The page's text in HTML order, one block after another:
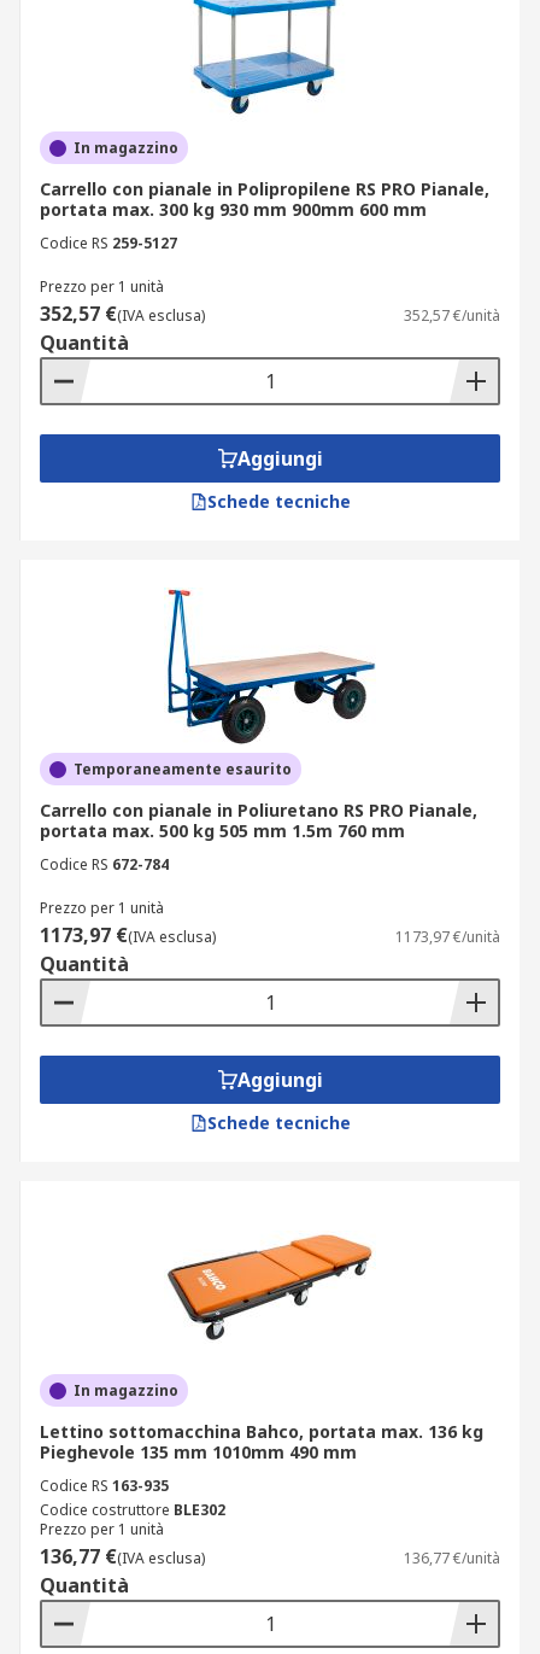
In magazzino
Carrello con pianale in Polipropilene RS PRO Pianale,
portata max. 300 kg 930 mm 900mm 600 mm
Codice RS 259-5127
Prezzo per 1 unità
352,57 €(IVA esclusa) 352,57 €/unità
Quantità
Aggiungi
Schede tecniche
Temporaneamente esaurito
Carrello con pianale in Poliuretano RS PRO Pianale,
portata max. 500 kg 505 mm 1.5m 760 mm
Codice RS 672-784
Prezzo per 1 unità
1173,97 €(IVA esclusa) 1173,97 €/unità
Quantità
Aggiungi
Schede tecniche
In magazzino
Lettino sottomacchina Bahco, portata max. 136 kg
Pieghevole 135 mm 1010mm 490 mm
Codice RS 163-935
Codice costruttore BLE302
Prezzo per 1 unità
136,77 €(IVA esclusa) 136,77 €/unità
Quantità